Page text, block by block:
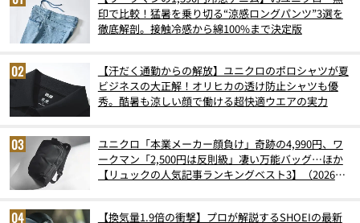
印で比較！猛暑を乗り切る“涼感ロングパンツ”3選を
徹底解剖。接触冷感から綿100%まで決定版
【汗だく通勤からの解放】ユニクロのポロシャツが夏
ビジネスの大正解！オリヒカの透け防止シャツも優
秀。酷暑も涼しい顔で働ける超快適ウエアの実力
ユニクロ「本業メーカー顔負け」奇跡の4,990円、ワ
ークマン「2,500円は反則級」凄い万能バッグ…ほか
【リュックの人気記事ランキングベスト3】（2026年
【換気量1.9倍の衝撃】プロが解説するSHOEIの最新